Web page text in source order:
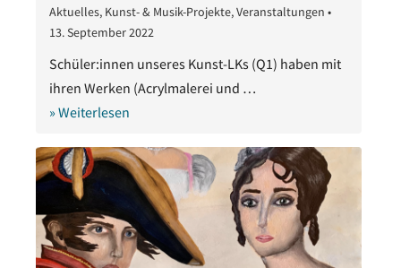
Aktuelles, Kunst- & Musik-Projekte,Veranstaltungen •
13. September 2022
2022
Schüler:innen unseres Kunst-LKs (Q1) haben mit
ihren Werken (Acrylmalerei und …
» Weiterlesen